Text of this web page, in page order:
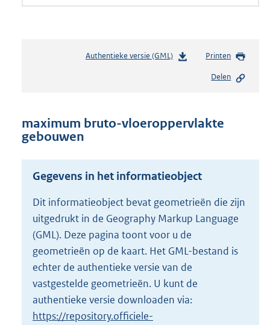
Authentieke versie (GML)b
n
o
t
t
e
:
2
K
b
Printen
Delen
maximum bruto-vloeroppervlakte
gebouwen
Gegevens in het informatieobject
Dit informatieobject bevat geometrieën die zijn
uitgedrukt in de Geography Markup Language
(GML). Deze pagina toont voor u de
geometrieën op de kaart. Het GML-bestand is
echter de authentieke versie van de
vastgestelde geometrieën. U kunt de
authentieke versie downloaden via:
https://repository.officiele-